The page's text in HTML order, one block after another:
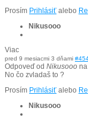
Prosím Prihlásiť alebo
Nikusooo
Viac
pred 9 mesiacmi 3 dňami
Odpoveď od Nikusooo
No čo zvladaš to ?
Prosím Prihlásiť alebo
Nikusooo